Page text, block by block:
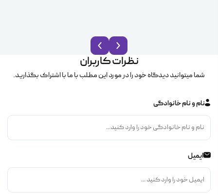
نظرات کاربران
شما میتوانید دیدگاه خود را در مورد این مطلب با ما با اشتراک بگذارید.
نام و نام خانوادگی
ایمیل